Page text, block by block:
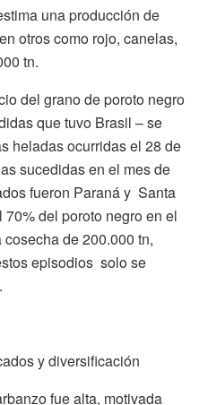
una producción de
otros como rojo, canelas,
tn.
del grano de poroto negro
que tuvo Brasil – se
heladas ocurridas el 28 de
sucedidas en el mes de
fueron Paraná y Santa
del poroto negro en el
de 200.000 tn,
episodios solo se
y diversificación
fue alta, motivada